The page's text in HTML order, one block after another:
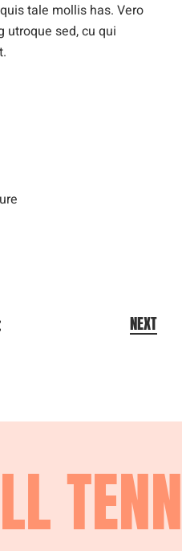
tale mollis has. Vero
utroque sed, cu qui
NEXT